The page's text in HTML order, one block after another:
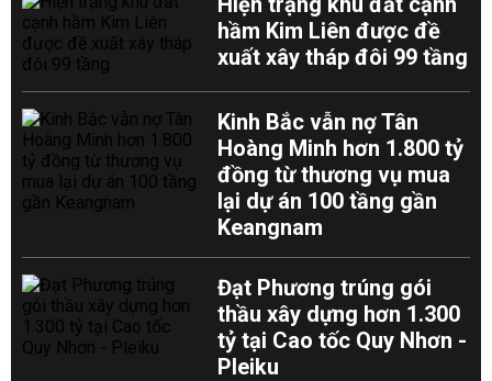
hầm Kim Liên được đề
xuất xây tháp đôi 99 tầng
Kinh Bắc vẫn nợ Tân
Hoàng Minh hơn 1.800 tỷ
đồng từ thương vụ mua
lại dự án 100 tầng gần
Keangnam
Đạt Phương trúng gói
thầu xây dựng hơn 1.300
tỷ tại Cao tốc Quy Nhơn -
Pleiku